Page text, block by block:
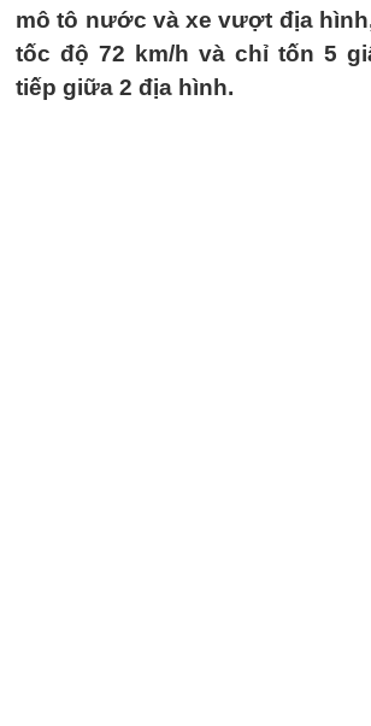
mô tô nước và xe vượt địa
tốc độ 72 km/h và chỉ tốn 5
tiếp giữa 2 địa hình.